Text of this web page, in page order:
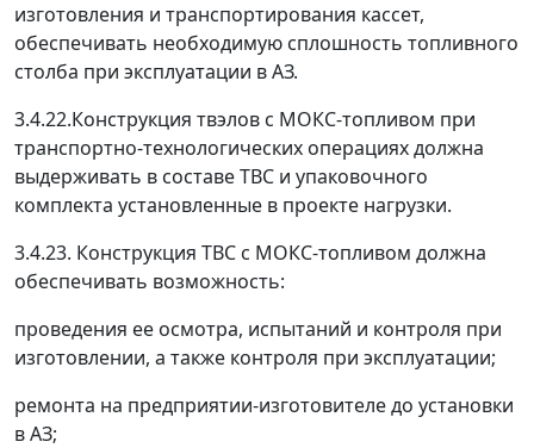
изготовления и транспортирования кассет,
обеспечивать необходимую сплошность топливного
столба при эксплуатации в AЗ.
3.4.22.Конструкция твэлов с МОКС-топливом при
транспортно-технологических операциях должна
выдерживать в составе ТВС и упаковочного
комплекта установленные в проекте нагрузки.
3.4.23. Конструкция ТВС с МОКС-топливом должна
обеспечивать возможность:
проведения ее осмотра, испытаний и контроля при
изготовлении, а также контроля при эксплуатации;
ремонта на предприятии-изготовителе до установки
в AЗ;